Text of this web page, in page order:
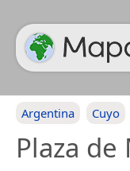
Argentina Cuyo
Plaza de